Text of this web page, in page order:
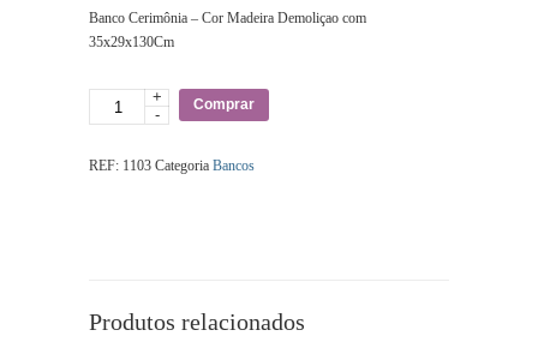
Banco Cerimônia – Cor Madeira Demoliçao com
35x29x130Cm
Quantidade+
-
Comprar
REF: 1103 Categoria Bancos
Produtos relacionados